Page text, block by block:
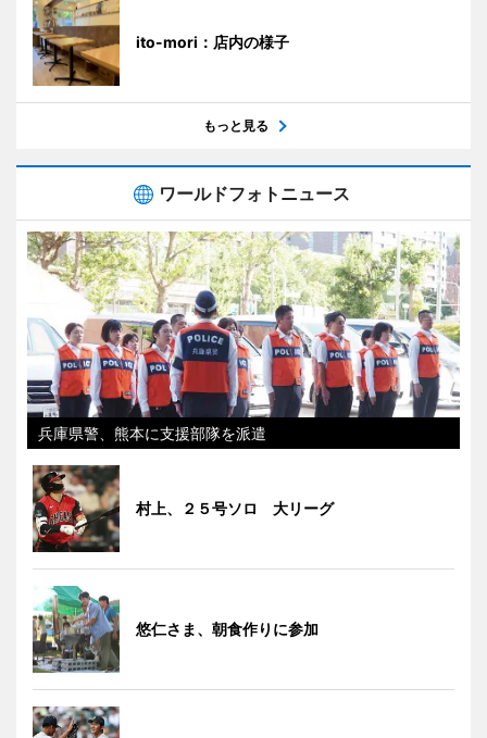
ito-mori：店内の様子
もっと見る
ワールドフォトニュース
兵庫県警、熊本に支援部隊を派遣
村上、２５号ソロ 大リーグ
悠仁さま、朝食作りに参加